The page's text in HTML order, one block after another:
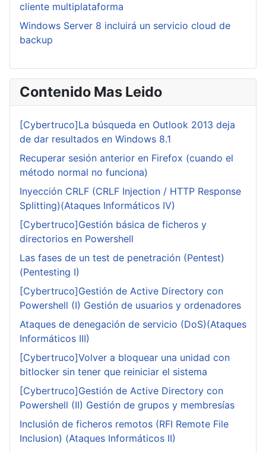
cliente multiplataforma
Windows Server 8 incluirá un servicio cloud de
backup
Contenido Mas Leido
[Cybertruco]La búsqueda en Outlook 2013 deja
de dar resultados en Windows 8.1
Recuperar sesión anterior en Firefox (cuando el
método normal no funciona)
Inyección CRLF (CRLF Injection / HTTP Response
Splitting)(Ataques Informáticos IV)
[Cybertruco]Gestión básica de ficheros y
directorios en Powershell
Las fases de un test de penetración (Pentest)
(Pentesting I)
[Cybertruco]Gestión de Active Directory con
Powershell (I) Gestión de usuarios y ordenadores
Ataques de denegación de servicio (DoS)(Ataques
Informáticos III)
[Cybertruco]Volver a bloquear una unidad con
bitlocker sin tener que reiniciar el sistema
[Cybertruco]Gestión de Active Directory con
Powershell (II) Gestión de grupos y membresías
Inclusión de ficheros remotos (RFI Remote File
Inclusion) (Ataques Informáticos II)